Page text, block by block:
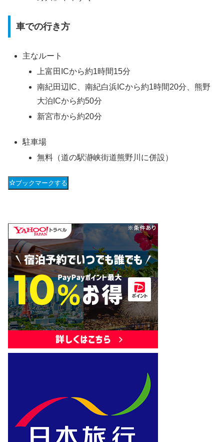
車での行き方
主なルート
上富田ICから約1時間15分
南紀田辺IC、南紀白浜ICから約1時間20分、熊野
大泊ICから約50分
新宮市から約20分
駐車場
無料（道の駅瀞峡街道熊野川に併設）
ブックマークする